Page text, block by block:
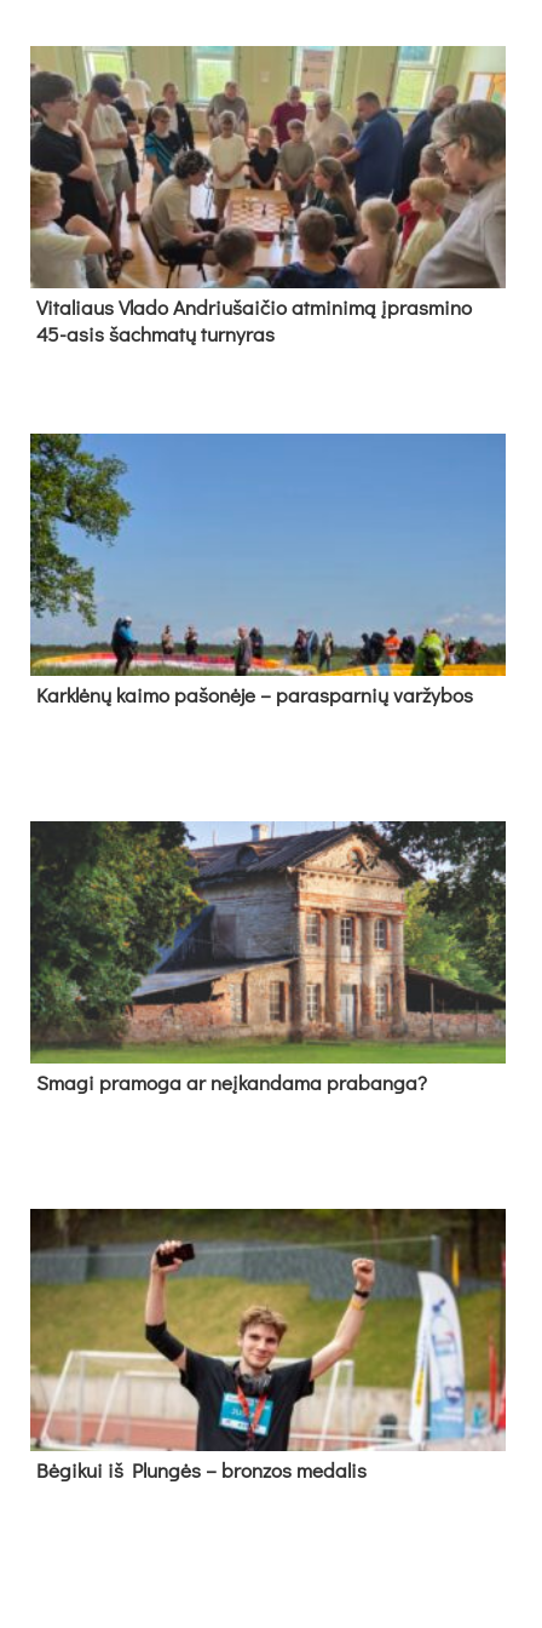
Vi­ta­liaus Vla­do And­riu­šai­čio at­mi­ni­mą įpras­mi­no
45-asis šach­ma­tų tur­ny­ras
Kark­lė­nų kai­mo pa­šo­nė­je – pa­ras­par­nių var­žy­bos
Sma­gi pra­mo­ga ar neį­kan­da­ma pra­ban­ga?
Bė­gi­kui iš Plun­gės – bron­zos me­da­lis